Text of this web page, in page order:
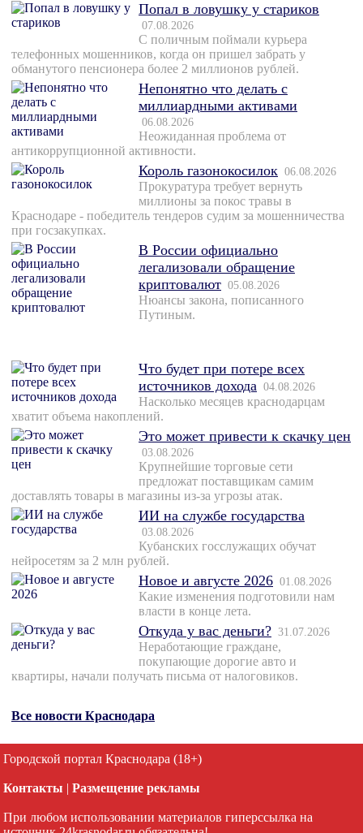
Попал в ловушку у стариков
07.08.2026
С поличным поймали курьера
телефонных мошенников, когда он пришел забрать у
обманутого пенсионера более 2 миллионов рублей.
Непонятно что делать с
миллиардными активами
06.08.2026
Неожиданная проблема от
антикоррупционной активности.
Король газонокосилок 06.08.2026
Прокуратура требует вернуть
миллионы за покос травы в
Краснодаре - победитель тендеров судим за мошенничества
при госзакупках.
В России официально
легализовали обращение
криптовалют 05.08.2026
Нюансы закона, пописанного
Путиным.
Что будет при потере всех
источников дохода 04.08.2026
Насколько месяцев краснодарцам
хватит объема накоплений.
Это может привести к скачку цен
03.08.2026
Крупнейшие торговые сети
предложат поставщикам самим
доставлять товары в магазины из-за угрозы атак.
ИИ на службе государства
03.08.2026
Кубанских госслужащих обучат
нейросетям за 2 млн рублей.
Новое и августе 2026 01.08.2026
Какие изменения подготовили нам
власти в конце лета.
Откуда у вас деньги? 31.07.2026
Неработающие граждане,
покупающие дорогие авто и
квартиры, начали получать письма от налоговиков.
Все новости Краснодара
Городской портал Краснодара (18+)
Контакты | Размещение рекламы
При любом использовании материалов гиперссылка на